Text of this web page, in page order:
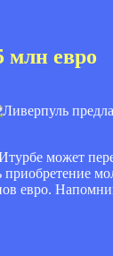
млн евро
может
евро.